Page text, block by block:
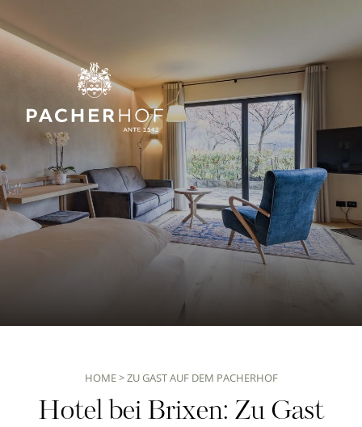
HOME>ZU GAST AUF DEM PACHERHOF
Hotel bei Brixen: Zu Gast